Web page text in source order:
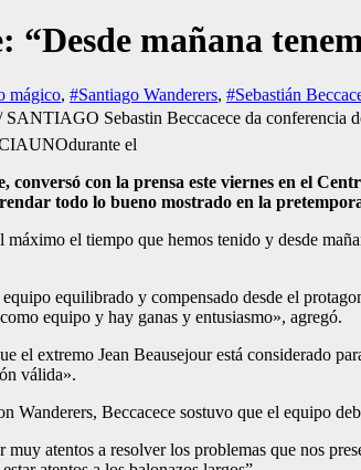
“Desde mañana
mágico, #Santiago Wanderers, #Sebastián
Sebastin Beccacece da conferencia
el
conversó con la prensa este viernes en el
todo lo bueno mostrado en la
el tiempo que hemos tenido y desde
equilibrado y compensado desde el
equipo y hay ganas y entusiasmo», agregó.
el extremo Jean Beausejour está considerado
válida».
Wanderers, Beccacece sostuvo que el equipo
muy atentos a resolver los problemas que nos